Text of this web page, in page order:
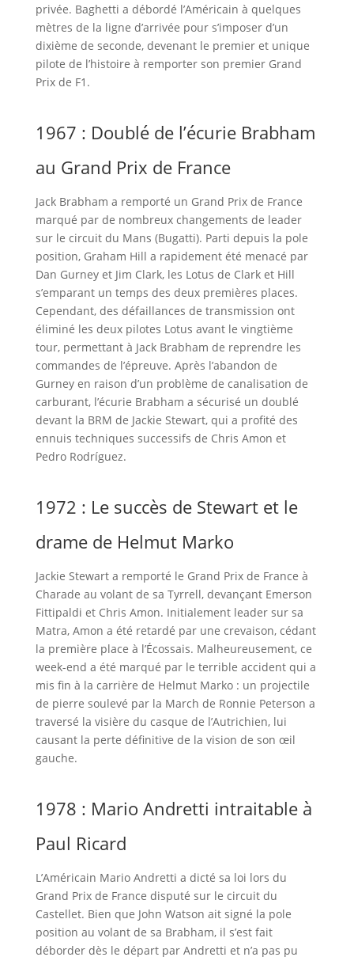
privée. Baghetti a débordé l’Américain à quelques
mètres de la ligne d’arrivée pour s’imposer d’un
dixième de seconde, devenant le premier et unique
pilote de l’histoire à remporter son premier Grand
Prix de F1.
1967 : Doublé de l’écurie Brabham
au Grand Prix de France
Jack Brabham a remporté un Grand Prix de France
marqué par de nombreux changements de leader
sur le circuit du Mans (Bugatti). Parti depuis la pole
position, Graham Hill a rapidement été menacé par
Dan Gurney et Jim Clark, les Lotus de Clark et Hill
s’emparant un temps des deux premières places.
Cependant, des défaillances de transmission ont
éliminé les deux pilotes Lotus avant le vingtième
tour, permettant à Jack Brabham de reprendre les
commandes de l’épreuve. Après l’abandon de
Gurney en raison d’un problème de canalisation de
carburant, l’écurie Brabham a sécurisé un doublé
devant la BRM de Jackie Stewart, qui a profité des
ennuis techniques successifs de Chris Amon et
Pedro Rodríguez.
1972 : Le succès de Stewart et le
drame de Helmut Marko
Jackie Stewart a remporté le Grand Prix de France à
Charade au volant de sa Tyrrell, devançant Emerson
Fittipaldi et Chris Amon. Initialement leader sur sa
Matra, Amon a été retardé par une crevaison, cédant
la première place à l’Écossais. Malheureusement, ce
week-end a été marqué par le terrible accident qui a
mis fin à la carrière de Helmut Marko : un projectile
de pierre soulevé par la March de Ronnie Peterson a
traversé la visière du casque de l’Autrichien, lui
causant la perte définitive de la vision de son œil
gauche.
1978 : Mario Andretti intraitable à
Paul Ricard
L’Américain Mario Andretti a dicté sa loi lors du
Grand Prix de France disputé sur le circuit du
Castellet. Bien que John Watson ait signé la pole
position au volant de sa Brabham, il s’est fait
déborder dès le départ par Andretti et n’a pas pu